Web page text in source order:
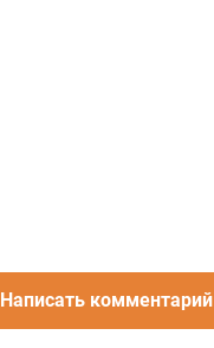
Написать комментарий